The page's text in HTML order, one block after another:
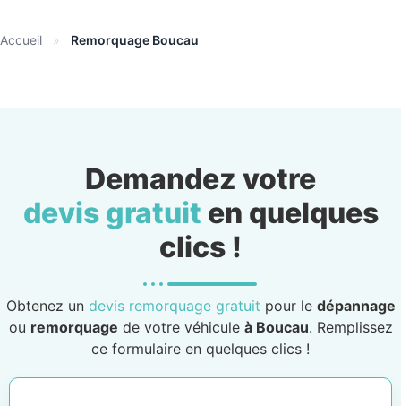
Accueil » Remorquage Boucau
Demandez votre
devis gratuit en quelques
clics !
Obtenez un devis remorquage gratuit pour le dépannage
ou remorquage de votre véhicule à Boucau. Remplissez
ce formulaire en quelques clics !